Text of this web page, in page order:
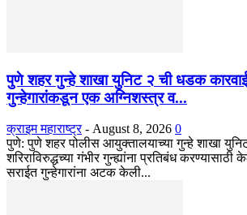
पुणे शहर गुन्हे शाखा युनिट २ ची धडक
गुन्हेगारांकडून एक अग्निशस्त्र व...
क्राइम महाराष्ट्र - August 8, 2026 0
​पुणे: पुणे शहर पोलीस आयुक्तालयाच्या गुन्हे शाखा
शरिराविरुद्धच्या गंभीर गुन्ह्यांना प्रतिबंध करण्यासाठी
सराईत गुन्हेगारांना अटक केली...